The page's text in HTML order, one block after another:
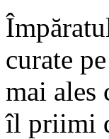
curate
mai ales
îl priimi